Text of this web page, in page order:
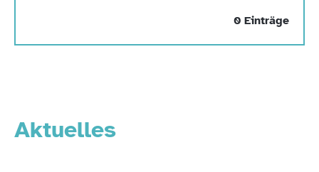
Aktuelles
0 Einträge